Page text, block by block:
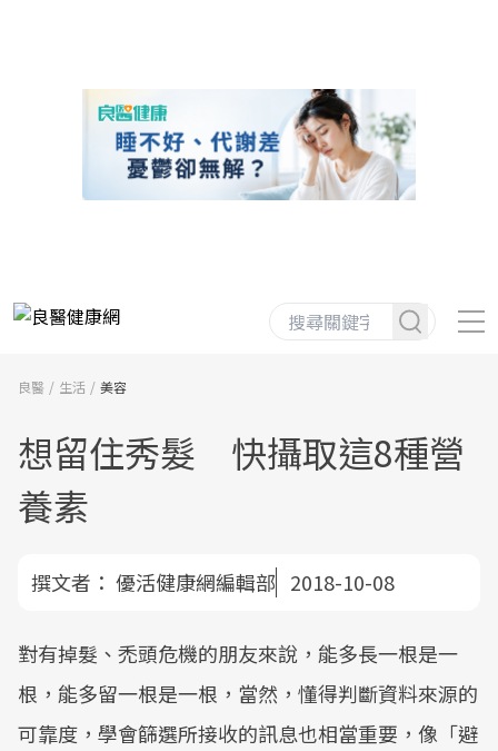
良醫 生活 美容
想留住秀髮 快攝取這8種營
養素
撰文者： 優活健康網編輯部 2018-10-08
對有掉髮、禿頭危機的朋友來說，能多長一根是一
根，能多留一根是一根，當然，懂得判斷資料來源的
可靠度，學會篩選所接收的訊息也相當重要，像「避